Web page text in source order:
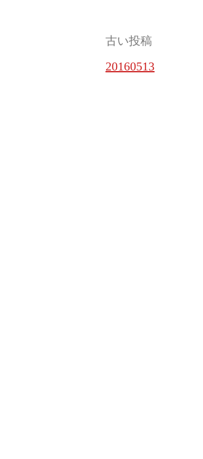
投
稿
古い投稿
20160513